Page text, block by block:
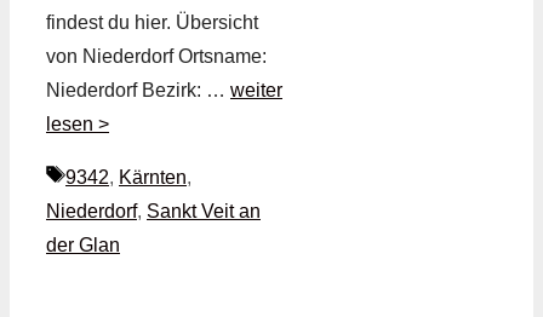
findest du hier. Übersicht
von Niederdorf Ortsname:
Niederdorf Bezirk: … weiter
lesen >
Schlagwörter
9342, Kärnten,
Niederdorf, Sankt Veit an
der Glan